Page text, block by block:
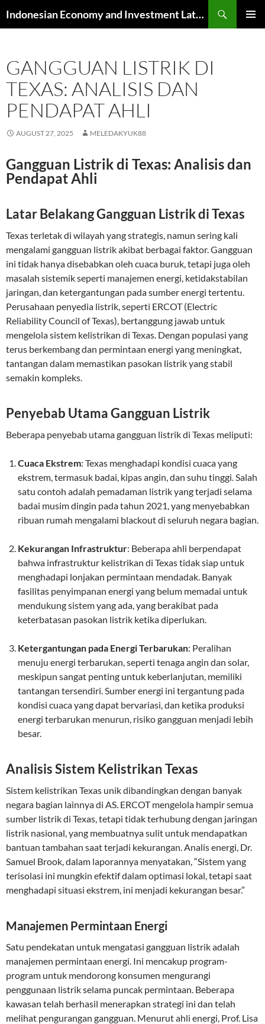
to
Indonesian Economy and Investment Latest News
GANGGUAN LISTRIK DI
TEXAS: ANALISIS DAN
PENDAPAT AHLI
AUGUST 27, 2025 MELEDAKYUK88
Gangguan Listrik di Texas: Analisis dan
Pendapat Ahli
Latar Belakang Gangguan Listrik di Texas
Texas terletak di wilayah yang strategis, namun sering kali
mengalami gangguan listrik akibat berbagai faktor. Gangguan
ini tidak hanya disebabkan oleh cuaca buruk, tetapi juga oleh
masalah sistemik seperti manajemen energi, ketidakstabilan
jaringan, dan ketergantungan pada sumber energi tertentu.
Perusahaan penyedia listrik, seperti ERCOT (Electric
Reliability Council of Texas), bertanggung jawab untuk
mengelola sistem kelistrikan di Texas. Dengan populasi yang
terus berkembang dan permintaan energi yang meningkat,
tantangan dalam memastikan pasokan listrik yang stabil
semakin kompleks.
Penyebab Utama Gangguan Listrik
Beberapa penyebab utama gangguan listrik di Texas meliputi:
Cuaca Ekstrem: Texas menghadapi kondisi cuaca yang
ekstrem, termasuk badai, kipas angin, dan suhu tinggi. Salah
satu contoh adalah pemadaman listrik yang terjadi selama
badai musim dingin pada tahun 2021, yang menyebabkan
ribuan rumah mengalami blackout di seluruh negara bagian.
Kekurangan Infrastruktur: Beberapa ahli berpendapat
bahwa infrastruktur kelistrikan di Texas tidak siap untuk
menghadapi lonjakan permintaan mendadak. Banyak
fasilitas penyimpanan energi yang belum memadai untuk
mendukung sistem yang ada, yang berakibat pada
keterbatasan pasokan listrik ketika diperlukan.
Ketergantungan pada Energi Terbarukan: Peralihan
menuju energi terbarukan, seperti tenaga angin dan solar,
meskipun sangat penting untuk keberlanjutan, memiliki
tantangan tersendiri. Sumber energi ini tergantung pada
kondisi cuaca yang dapat bervariasi, dan ketika produksi
energi terbarukan menurun, risiko gangguan menjadi lebih
besar.
Analisis Sistem Kelistrikan Texas
Sistem kelistrikan Texas unik dibandingkan dengan banyak
negara bagian lainnya di AS. ERCOT mengelola hampir semua
sumber listrik di Texas, tetapi tidak terhubung dengan jaringan
listrik nasional, yang membuatnya sulit untuk mendapatkan
bantuan tambahan saat terjadi kekurangan. Analis energi, Dr.
Samuel Brook, dalam laporannya menyatakan, “Sistem yang
terisolasi ini mungkin efektif dalam optimasi lokal, tetapi saat
menghadapi situasi ekstrem, ini menjadi kekurangan besar.”
Manajemen Permintaan Energi
Satu pendekatan untuk mengatasi gangguan listrik adalah
manajemen permintaan energi. Ini mencakup program-
program untuk mendorong konsumen mengurangi
penggunaan listrik selama puncak permintaan. Beberapa
kawasan telah berhasil menerapkan strategi ini dan telah
melihat pengurangan gangguan. Menurut ahli energi, Prof. Lisa